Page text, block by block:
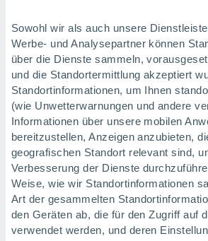
zur
von
zur
der
von
von
durch
Sowohl wir als auch unsere
Werbe- und Analysepartner können
über die Dienste sammeln,
und die Standortermittlung akzeptiert
Standortinformationen, um Ihnen
(wie Unwetterwarnungen und andere
Informationen über unsere mobilen
bereitzustellen, Anzeigen anzubieten,
geografischen Standort relevant sind,
Verbesserung der Dienste
Weise, wie wir Standortinformationen
Art der gesammelten
den Geräten ab, die für den Zugriff auf
verwendet werden, und deren